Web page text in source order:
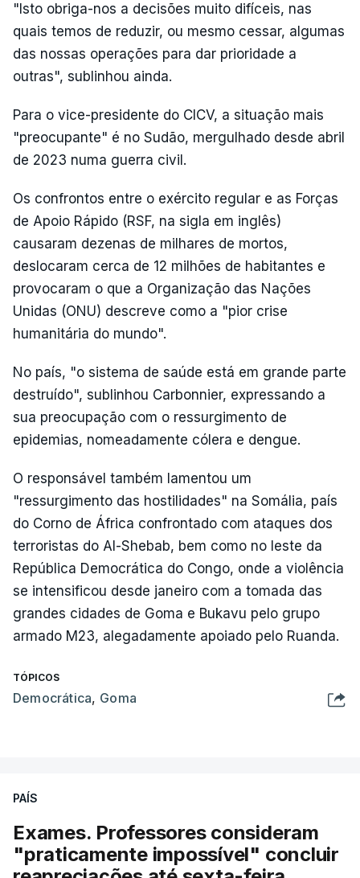
"Isto obriga-nos a decisões muito difíceis, nas
quais temos de reduzir, ou mesmo cessar, algumas
das nossas operações para dar prioridade a
outras", sublinhou ainda.
Para o vice-presidente do CICV, a situação mais
"preocupante" é no Sudão, mergulhado desde abril
de 2023 numa guerra civil.
Os confrontos entre o exército regular e as Forças
de Apoio Rápido (RSF, na sigla em inglês)
causaram dezenas de milhares de mortos,
deslocaram cerca de 12 milhões de habitantes e
provocaram o que a Organização das Nações
Unidas (ONU) descreve como a "pior crise
humanitária do mundo".
No país, "o sistema de saúde está em grande parte
destruído", sublinhou Carbonnier, expressando a
sua preocupação com o ressurgimento de
epidemias, nomeadamente cólera e dengue.
O responsável também lamentou um
"ressurgimento das hostilidades" na Somália, país
do Corno de África confrontado com ataques dos
terroristas do Al-Shebab, bem como no leste da
República Democrática do Congo, onde a violência
se intensificou desde janeiro com a tomada das
grandes cidades de Goma e Bukavu pelo grupo
armado M23, alegadamente apoiado pelo Ruanda.
TÓPICOS
Democrática, Goma
PAÍS
Exames. Professores consideram
"praticamente impossível" concluir